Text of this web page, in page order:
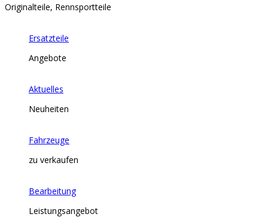
Originalteile, Rennsportteile
Ersatzteile
Angebote
Aktuelles
Neuheiten
Fahrzeuge
zu verkaufen
Bearbeitung
Leistungsangebot